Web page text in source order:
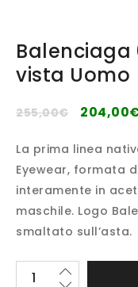
Balenciaga
vista Uomo
255,00€ 204,00
La prima linea
Eyewear, formata
interamente in
maschile. Logo
smaltato sull’asta.